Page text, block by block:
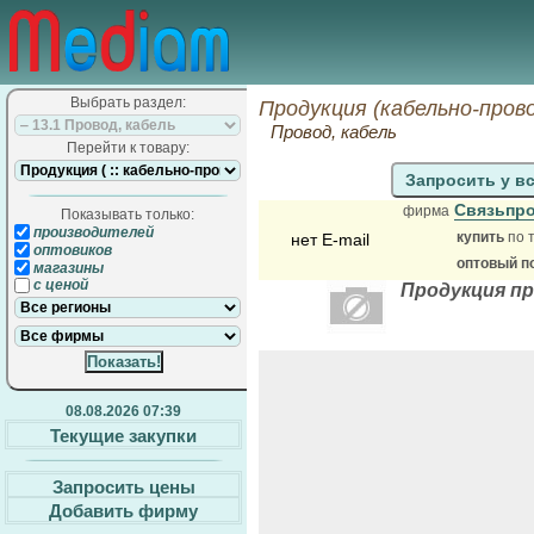
Выбрать раздел:
Перейти к товару:
Показывать только:
производителей
оптовиков
магазины
с ценой
08.08.2026 07:39
Текущие закупки
Запросить цены
Добавить фирму
Продукция (кабельно-
Провод, кабель
Запросить у
нет E-mail
фирма
купить по
оптовый
Продукция